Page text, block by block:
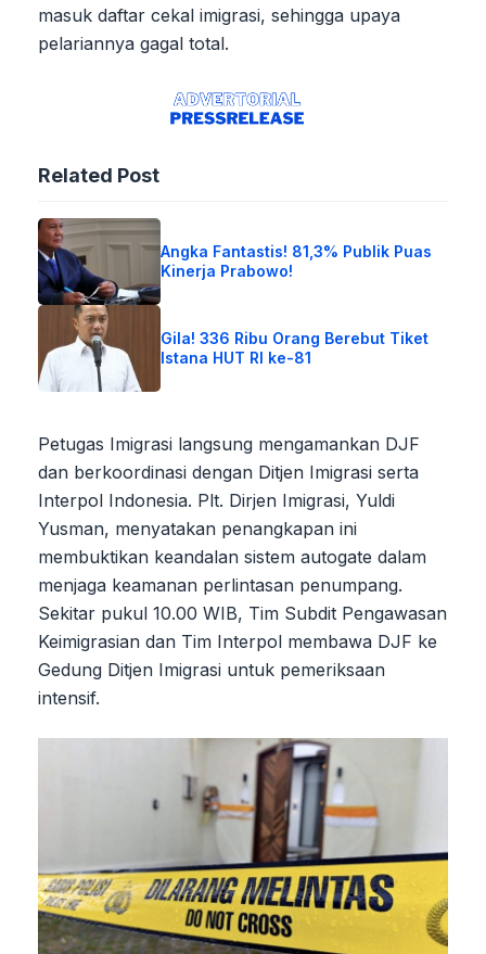
masuk daftar cekal imigrasi, sehingga upaya
pelariannya gagal total.
Related Post
Angka Fantastis! 81,3% Publik Puas
Kinerja Prabowo!
Gila! 336 Ribu Orang Berebut Tiket
Istana HUT RI ke-81
Petugas Imigrasi langsung mengamankan DJF
dan berkoordinasi dengan Ditjen Imigrasi serta
Interpol Indonesia. Plt. Dirjen Imigrasi, Yuldi
Yusman, menyatakan penangkapan ini
membuktikan keandalan sistem autogate dalam
menjaga keamanan perlintasan penumpang.
Sekitar pukul 10.00 WIB, Tim Subdit Pengawasan
Keimigrasian dan Tim Interpol membawa DJF ke
Gedung Ditjen Imigrasi untuk pemeriksaan
intensif.